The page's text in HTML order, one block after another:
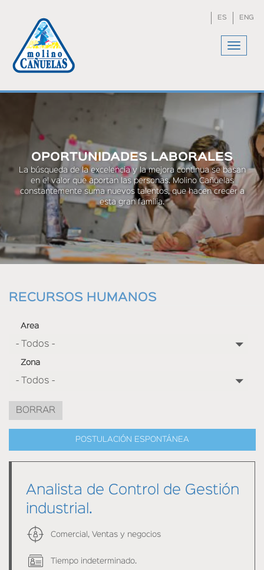
ES ENG
Toggle
OPORTUNIDADES LABORALES
La búsqueda de la excelencia y la mejora continua se basan
en el valor que aportan las personas. Molino Cañuelas
constantemente suma nuevos talentos, que hacen crecer a
esta gran familia.
You
are
here
RECURSOS HUMANOS
Area
Zona
BORRAR
POSTULACIÓN ESPONTÁNEA
Analista de Control de Gestión
industrial.
Comercial, Ventas y negocios
Tiempo indeterminado.